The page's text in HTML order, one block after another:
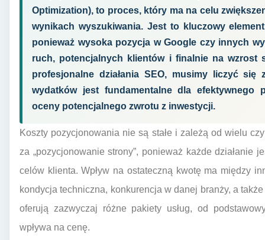
Optimization), to proces, który ma na celu
wynikach wyszukiwania. Jest to kluczowy
ponieważ wysoka pozycja w Google czy innych
ruch, potencjalnych klientów i finalnie na wzrost
profesjonalne działania SEO, musimy liczyć
wydatków jest fundamentalne dla efektywnego
oceny potencjalnego zwrotu z inwestycji.
Koszty pozycjonowania nie są stałe i zależą od wielu
za „pozycjonowanie strony”, ponieważ każde działanie
celów klienta. Wpływ na ostateczną kwotę ma między
kondycja techniczna, konkurencja w danej branży, a
oferują zazwyczaj różne pakiety usług, od
wpływa na cenę.